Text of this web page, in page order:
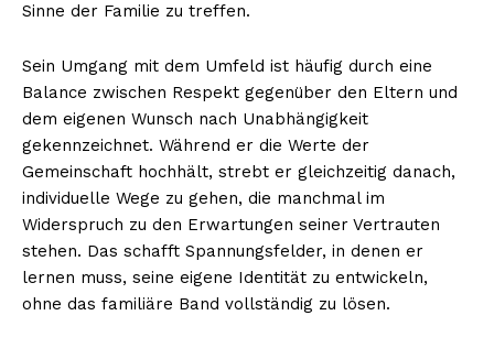
Sinne der Familie zu treffen.
Sein Umgang mit dem Umfeld ist häufig durch eine
Balance zwischen Respekt gegenüber den Eltern und
dem eigenen Wunsch nach Unabhängigkeit
gekennzeichnet. Während er die Werte der
Gemeinschaft hochhält, strebt er gleichzeitig danach,
individuelle Wege zu gehen, die manchmal im
Widerspruch zu den Erwartungen seiner Vertrauten
stehen. Das schafft Spannungsfelder, in denen er
lernen muss, seine eigene Identität zu entwickeln,
ohne das familiäre Band vollständig zu lösen.